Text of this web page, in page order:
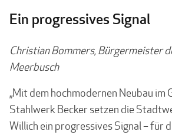
Ein progressives Signal
Christian Bommers, Bürgermeister
Meerbusch
„Mit dem hochmodernen Neubau im
Stahlwerk Becker setzen die
Willich ein progressives Signal – für